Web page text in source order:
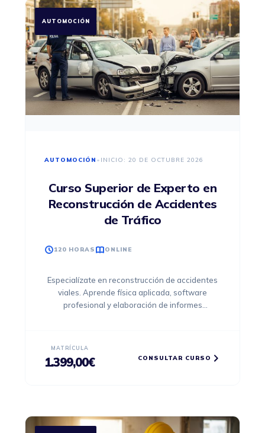
AUTOMOCIÓN
AUTOMOCIÓN • INICIO: 20 DE OCTUBRE 2026
Curso Superior de Experto en
Reconstrucción de Accidentes
de Tráfico
120 HORAS ONLINE
Especialízate en reconstrucción de accidentes
viales. Aprende física aplicada, software
profesional y elaboración de informes
MATRÍCULA
1.399,00€ CONSULTAR CURSO